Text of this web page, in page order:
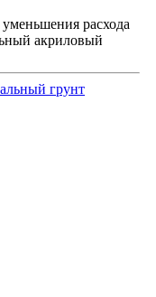
расхода
акриловый
грунт